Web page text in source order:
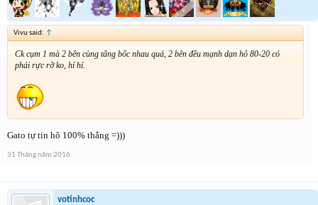
Vivu said: ↑
Ck cụm 1 mà 2 bên cùng tâng bốc nhau quá, 2 bên đều mạnh dạn hô 80-20 có
phải rực rỡ ko, hí hí.
Gato tự tin hô 100% thắng =)))
31 Tháng năm 2016
votinhcoc